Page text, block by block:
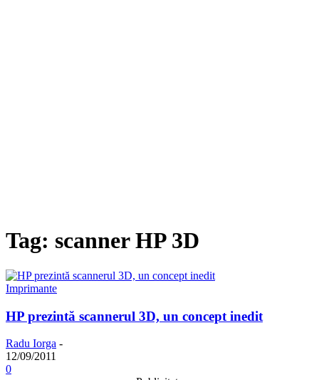
Tag: scanner HP 3D
Imprimante
HP prezintă scannerul 3D, un concept inedit
Radu Iorga -
12/09/2011
0